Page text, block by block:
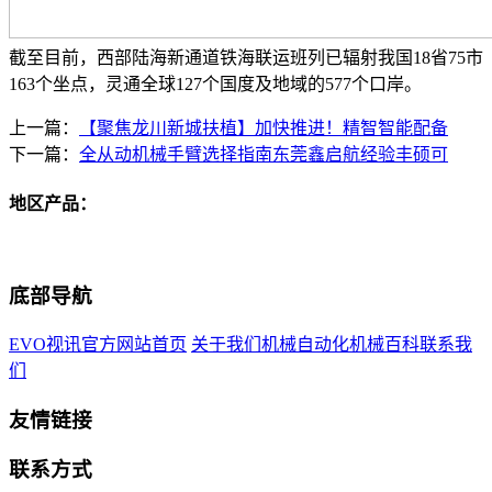
截至目前，西部陆海新通道铁海联运班列已辐射我国18省75市
163个坐点，灵通全球127个国度及地域的577个口岸。
上一篇：
【聚焦龙川新城扶植】加快推进！精智智能配备
下一篇： 全从动机械手臂选择指南东莞鑫启航经验丰硕可
地区产品：
底部导航
EVO视讯官方网站首页 关于我们 机械自动化机械百科联系我
们
友情链接
联系方式